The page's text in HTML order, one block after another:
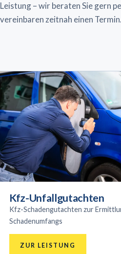
Leistung – wir beraten Sie gern
vereinbaren zeitnah einen Termin.
Kfz-Unfallgutachten
Kfz-Schadengutachten zur
Schadenumfangs
ZUR LEISTUNG